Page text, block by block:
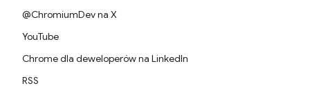
@ChromiumDev na X
YouTube
Chrome dla deweloperów na LinkedIn
RSS